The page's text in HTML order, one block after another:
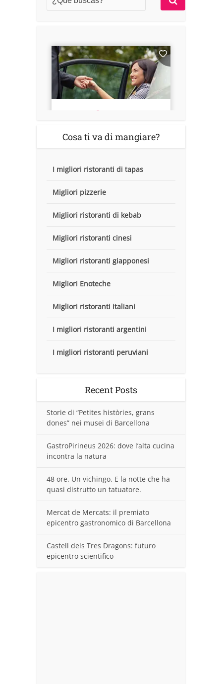
Cosa ti va di mangiare?
I migliori ristoranti di tapas
Migliori pizzerie
Migliori ristoranti di kebab
Migliori ristoranti cinesi
Migliori ristoranti giapponesi
Migliori Enoteche
Migliori ristoranti italiani
I migliori ristoranti argentini
I migliori ristoranti peruviani
Recent Posts
Storie di “Petites històries, grans
dones” nei musei di Barcellona
GastroPirineus 2026: dove l’alta cucina
incontra la natura
48 ore. Un vichingo. E la notte che ha
quasi distrutto un tatuatore.
Mercat de Mercats: il premiato
epicentro gastronomico di Barcellona
Castell dels Tres Dragons: futuro
epicentro scientifico